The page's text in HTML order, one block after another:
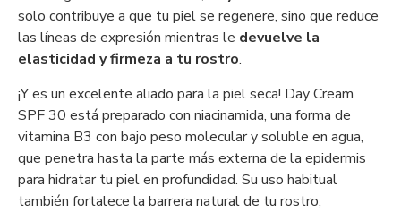
solo contribuye a que tu piel se regenere, sino que reduce
las líneas de expresión mientras le devuelve la
elasticidad y firmeza a tu rostro.
¡Y es un excelente aliado para la piel seca! Day Cream
SPF 30 está preparado con niacinamida, una forma de
vitamina B3 con bajo peso molecular y soluble en agua,
que penetra hasta la parte más externa de la epidermis
para hidratar tu piel en profundidad. Su uso habitual
también fortalece la barrera natural de tu rostro,